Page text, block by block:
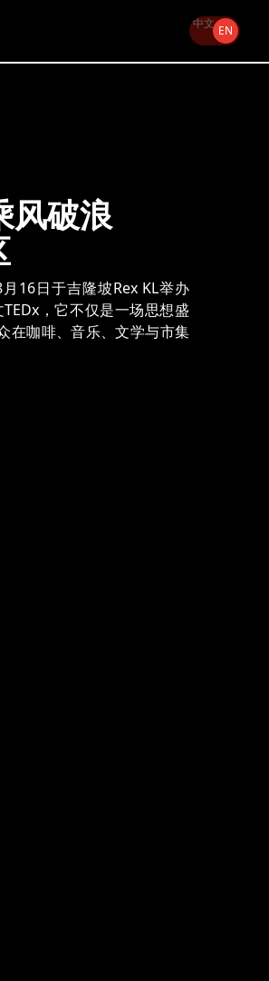
轉中文
中文 EN
风破浪
16日于吉隆坡Rex KL举办
，它不仅是一场思想盛
在咖啡、音乐、文学与市集